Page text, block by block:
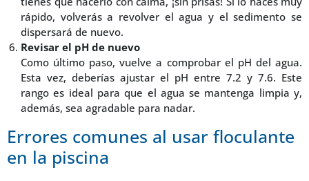
rápido, volverás a revolver el agua y el sedimento se
dispersará de nuevo.
Revisar el pH de nuevo
Como último paso, vuelve a comprobar el pH del agua.
Esta vez, deberías ajustar el pH entre 7.2 y 7.6. Este
rango es ideal para que el agua se mantenga limpia y,
además, sea agradable para nadar.
Errores comunes al usar floculante
en la piscina